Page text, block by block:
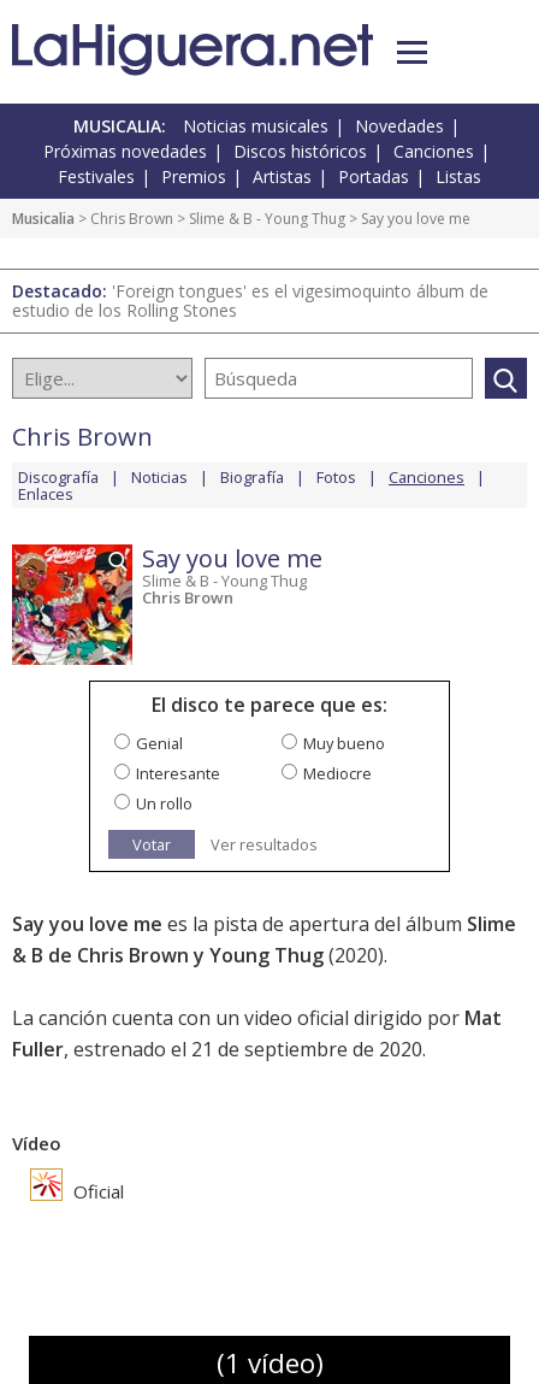
MUSICALIA: Noticias musicales
Novedades
Próximas novedades
Discos históricos
Canciones
Festivales
Premios Artistas Portadas Listas
Musicalia > Chris Brown > Slime & B - Young Thug > Say you love me
Destacado: 'Foreign tongues' es el vigesimoquinto álbum de
estudio de los Rolling Stones
Chris Brown
Discografía Noticias Biografía Fotos Canciones
Enlaces
Say you love me
Slime & B - Young Thug
Chris Brown
El disco te parece que es:
Genial
Muy bueno
Interesante
Mediocre
Un rollo
Votar
Ver resultados
Say you love me es la pista de apertura del álbum Slime
& B de Chris Brown y Young Thug(2020).
La canción cuenta con un video oficial dirigido por Mat
Fuller, estrenado el 21 de septiembre de 2020.
Vídeo
Oficial
(1 vídeo)